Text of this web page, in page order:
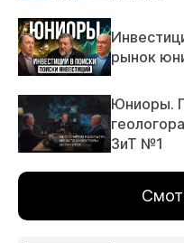
рынок
Юниоры.
ЗиТ №1